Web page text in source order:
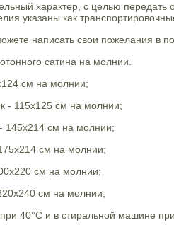
характер, с целью
указаны как
написать свои пожелания в
сатина на молнии.
см на молнии;
- 115х125 см на молнии;
145х214 см на молнии;
см на молнии;
см на молнии;
см на молнии;
при 40°С и в стиральной машине